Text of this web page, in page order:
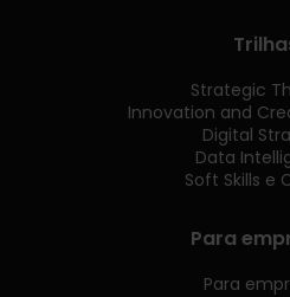
Strategic
Innovation and
Digital
Data
Soft Skills e
Para
Para